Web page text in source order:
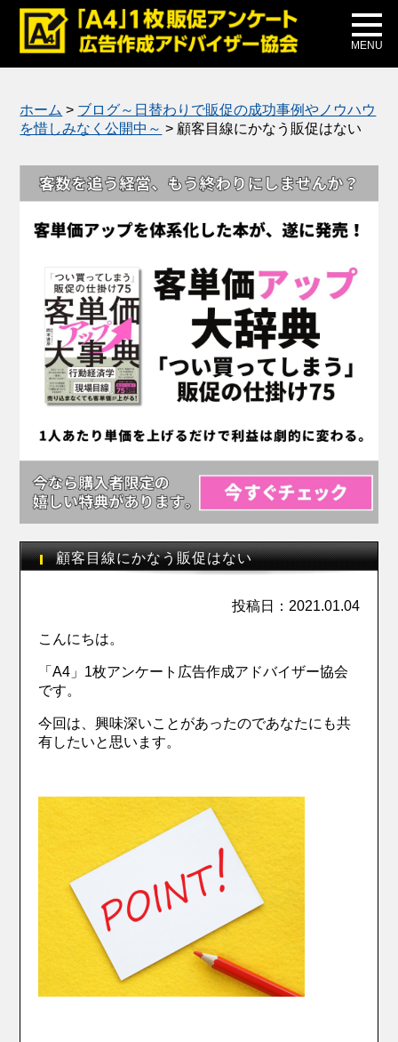
MENU
メディア掲載
公式ブログ
ホーム > ブログ～日替わりで販促の成功事例やノウハウ
を惜しみなく公開中～ > 顧客目線にかなう販促はない
顧客目線にかなう販促はない
投稿日：2021.01.04
こんにちは。
「A4」1枚アンケート広告作成アドバイザー協会
です。
今回は、興味深いことがあったのであなたにも共
有したいと思います。